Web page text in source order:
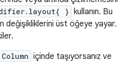
}
kullanın. Bu
değişikliklerini üst öğeye yayar.
Column içinde taşıyorsanız ve